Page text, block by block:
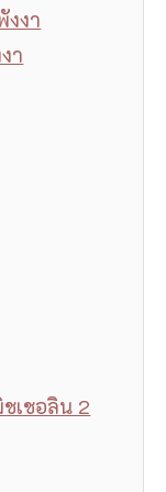
งงา
า
เชอลิน 2